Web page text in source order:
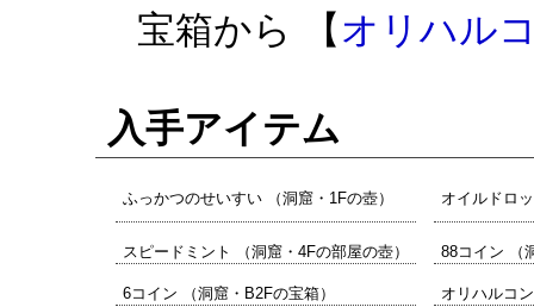
宝箱から 【オリハル
入手アイテム
ふっかつのせいすい （洞窟・1Fの壺） オイルドロ
スピードミント （洞窟・4Fの部屋の壺） 88コイン （
6コイン （洞窟・B2Fの宝箱） オリハルコ